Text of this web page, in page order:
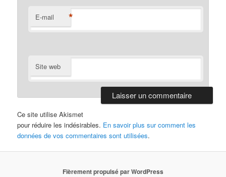
E-mail *
Site web
Ce site utilise Akismet
pour réduire les indésirables. En savoir plus sur comment les
données de vos commentaires sont utilisées.
Fièrement propulsé par WordPress